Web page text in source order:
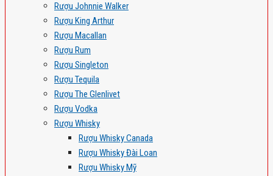
Rượu Johnnie Walker
Rượu King Arthur
Rượu Macallan
Rượu Rum
Rượu Singleton
Rượu Tequila
Rượu The Glenlivet
Rượu Vodka
Rượu Whisky
Rượu Whisky Canada
Rượu Whisky Đài Loan
Rượu Whisky Mỹ